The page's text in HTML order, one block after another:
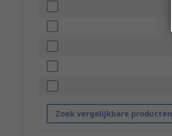
Zoek vergelijkbare producten